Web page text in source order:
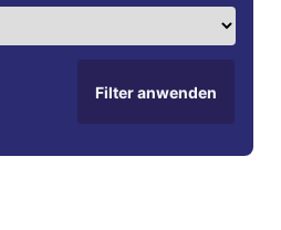
Filter anwenden